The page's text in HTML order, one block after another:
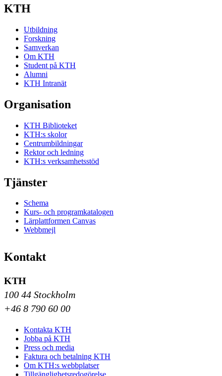
KTH
Utbildning
Forskning
Samverkan
Om KTH
Student på KTH
Alumni
KTH Intranät
Organisation
KTH Biblioteket
KTH:s skolor
Centrumbildningar
Rektor och ledning
KTH:s verksamhetsstöd
Tjänster
Schema
Kurs- och programkatalogen
Lärplattformen Canvas
Webbmejl
Kontakt
KTH
100 44 Stockholm
+46 8 790 60 00
Kontakta KTH
Jobba på KTH
Press och media
Faktura och betalning KTH
Om KTH:s webbplatser